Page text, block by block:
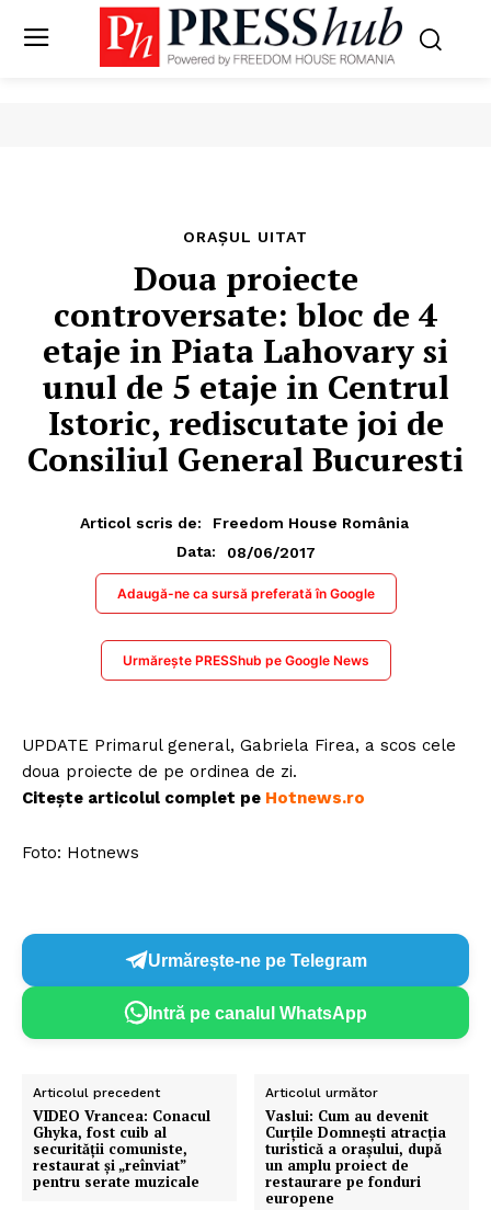
ORAȘUL UITAT
Doua proiecte
controversate: bloc de 4
etaje in Piata Lahovary si
unul de 5 etaje in Centrul
Istoric, rediscutate joi de
Consiliul General Bucuresti
Articol scris de:
Freedom House România
Data:
08/06/2017
Adaugă-ne ca sursă preferată în Google
Urmărește PRESShub pe Google News
UPDATE Primarul general, Gabriela Firea, a scos cele
doua proiecte de pe ordinea de zi.
Citește articolul complet pe Hotnews.ro
Foto: Hotnews
Urmărește-ne pe Telegram
Intră pe canalul WhatsApp
Articolul precedent
VIDEO Vrancea: Conacul
Ghyka, fost cuib al
securității comuniste,
restaurat și „reînviat”
pentru serate muzicale
Articolul următor
Vaslui: Cum au devenit
Curțile Domnești atracția
turistică a orașului, după
un amplu proiect de
restaurare pe fonduri
europene